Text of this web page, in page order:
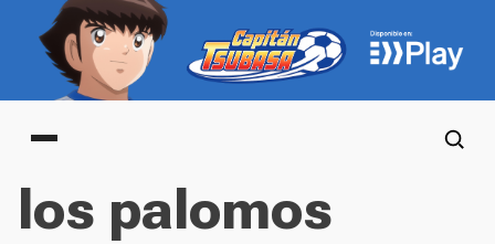
Main menu
los palomos